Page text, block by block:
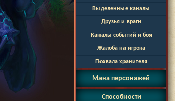
Выделенные каналы
Друзья и враги
Каналы событий и боя
Жалоба на игрока
Похвала хранителя
Мана персонажей
Способности